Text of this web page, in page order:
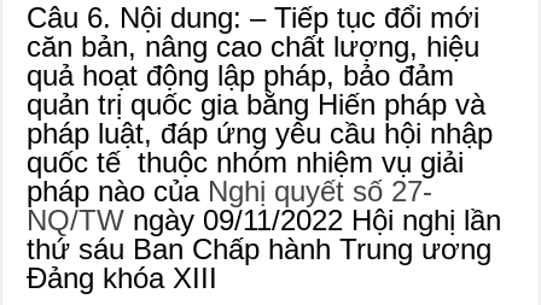
Câu 6. Nội dung: – Tiếp tục đổi mới
căn bản, nâng cao chất lượng, hiệu
quả hoạt động lập pháp, bảo đảm
quản trị quốc gia bằng Hiến pháp và
pháp luật, đáp ứng yêu cầu hội nhập
quốc tế thuộc nhóm nhiệm vụ giải
pháp nào củaNghị quyết số 27-
NQ/TW ngày 09/11/2022 Hội nghị lần
thứ sáu Ban Chấp hành Trung ương
Đảng khóa XIII